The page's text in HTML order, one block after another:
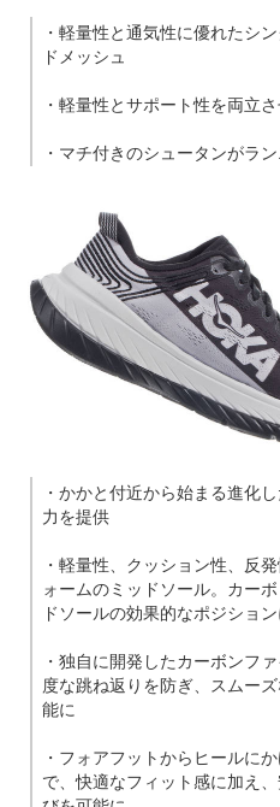
・軽量性と通気性に優れたシ
ドメッシュ
・軽量性とサポート性を両立
・マチ付きのシュータンがラ
・かかと付近から始まる進化
力を提供
・軽量性、クッション性、反
ォームのミッドソール。カー
ドソールの効果的なポジショ
・独自に開発したカーボンフ
度な跳ね返りを防ぎ、スムー
能に
・フォアフットからヒールに
で、快適なフィット感に加え